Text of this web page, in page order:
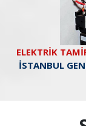
ELEKTRİK
İSTANBUL